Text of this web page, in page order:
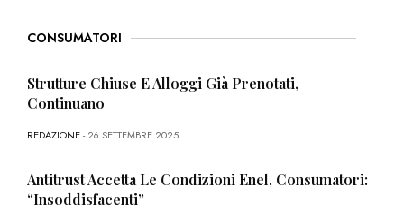
CONSUMATORI
Strutture Chiuse E Alloggi Già Prenotati,
Continuano
REDAZIONE- 26 SETTEMBRE 2025
Antitrust Accetta Le Condizioni Enel, Consumatori:
“Insoddisfacenti”